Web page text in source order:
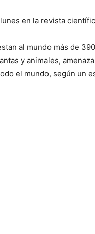
en la revista
al mundo más de
y animales,
el mundo, según un